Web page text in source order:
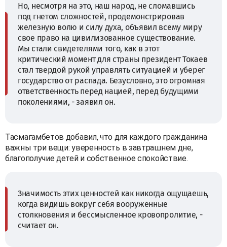
Но, несмотря на это, наш народ, не сломавшись
под гнетом сложностей, продемонстрировав
железную волю и силу духа, объявил всему миру
свое право на цивилизованное существование.
Мы стали свидетелями того, как в этот
критический момент для страны президент Токаев
стал твердой рукой управлять ситуацией и уберег
государство от распада. Безусловно, это огромная
ответственность перед нацией, перед будущими
поколениями, - заявил он.
Тасмагамбетов добавил, что для каждого гражданина
важны три вещи: уверенность в завтрашнем дне,
благополучие детей и собственное спокойствие.
Значимость этих ценностей как никогда ощущаешь,
когда видишь вокруг себя вооруженные
столкновения и бессмысленное кровопролитие, -
считает он.